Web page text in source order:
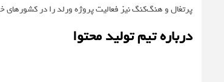
پرتغال و هنگ‌کنگ نیز فعالیت پروژه ورلد را در
درباره تیم تولید محتوا